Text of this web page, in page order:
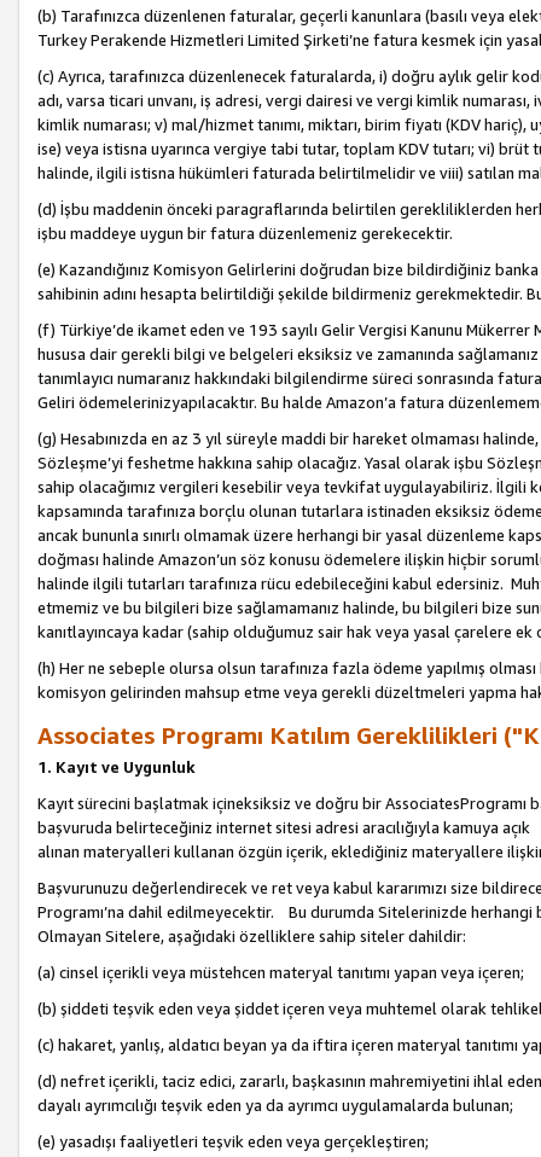
(b) Tarafınızca düzenlenen faturalar, geçerli kanunlara (basılı veya
Turkey Perakende Hizmetleri Limited Şirketi’ne fatura kesmek için
(c) Ayrıca, tarafınızca düzenlenecek faturalarda, i) doğru aylık gelir
adı, varsa ticari unvanı, iş adresi, vergi dairesi ve vergi kimlik
kimlik numarası; v) mal/hizmet tanımı, miktarı, birim fiyatı (KDV
ise) veya istisna uyarınca vergiye tabi tutar, toplam KDV tutarı; vi) brüt
halinde, ilgili istisna hükümleri faturada belirtilmelidir ve viii) satılan
(d) İşbu maddenin önceki paragraflarında belirtilen gerekliliklerden
işbu maddeye uygun bir fatura düzenlemeniz gerekecektir.
(e) Kazandığınız Komisyon Gelirlerini doğrudan bize bildirdiğiniz banka
sahibinin adını hesapta belirtildiği şekilde bildirmeniz gerekmektedir.
(f) Türkiye’de ikamet eden ve 193 sayılı Gelir Vergisi Kanunu
hususa dair gerekli bilgi ve belgeleri eksiksiz ve zamanında
tanımlayıcı numaranız hakkındaki bilgilendirme süreci sonrasında
Geliri ödemelerinizyapılacaktır. Bu halde Amazon’a fatura
(g) Hesabınızda en az 3 yıl süreyle maddi bir hareket olmaması
Sözleşme’yi feshetme hakkına sahip olacağız. Yasal olarak işbu
sahip olacağımız vergileri kesebilir veya tevkifat uygulayabiliriz. İlgili
kapsamında tarafınıza borçlu olunan tutarlara istinaden eksiksiz
ancak bununla sınırlı olmamak üzere herhangi bir yasal düzenleme
doğması halinde Amazon’un söz konusu ödemelere ilişkin hiçbir
halinde ilgili tutarları tarafınıza rücu edebileceğini kabul edersiniz.
etmemiz ve bu bilgileri bize sağlamamanız halinde, bu bilgileri bize
kanıtlayıncaya kadar (sahip olduğumuz sair hak veya yasal çarelere
(h) Her ne sebeple olursa olsun tarafınıza fazla ödeme yapılmış
komisyon gelirinden mahsup etme veya gerekli düzeltmeleri yapma
Associates Programı Katılım Gereklilikleri
1. Kayıt ve Uygunluk
Kayıt sürecini başlatmak içineksiksiz ve doğru bir AssociatesProgramı
başvuruda belirteceğiniz internet sitesi adresi aracılığıyla kamuya
alınan materyalleri kullanan özgün içerik, eklediğiniz materyallere
Başvurunuzu değerlendirecek ve ret veya kabul kararımızı size
Programı’na dahil edilmeyecektir. Bu durumda Sitelerinizde herhangi
Olmayan Sitelere, aşağıdaki özelliklere sahip siteler dahildir:
(a) cinsel içerikli veya müstehcen materyal tanıtımı yapan veya içeren;
(b) şiddeti teşvik eden veya şiddet içeren veya muhtemel olarak
(c) hakaret, yanlış, aldatıcı beyan ya da iftira içeren materyal tanıtımı
(d) nefret içerikli, taciz edici, zararlı, başkasının mahremiyetini ihlal
dayalı ayrımcılığı teşvik eden ya da ayrımcı uygulamalarda bulunan;
(e) yasadışı faaliyetleri teşvik eden veya gerçekleştiren;